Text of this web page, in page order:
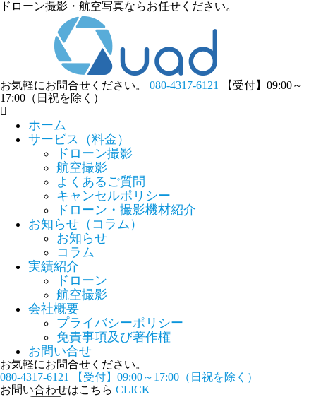
ドローン撮影・航空写真ならお任せください。
お気軽にお問合せください。 080-4317-6121
【受付】09:00～
17:00（日祝を除く）
ホーム
サービス（料金）
ドローン撮影
航空撮影
よくあるご質問
キャンセルポリシー
ドローン・撮影機材紹介
お知らせ（コラム）
お知らせ
コラム
実績紹介
ドローン
航空撮影
会社概要
プライバシーポリシー
免責事項及び著作権
お問い合せ
お気軽にお問合せください。
080-4317-6121
【受付】09:00～17:00（日祝を除く）
お問い合わせはこちら CLICK